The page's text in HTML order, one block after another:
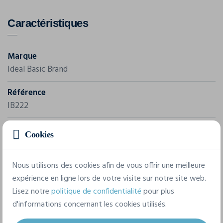
Caractéristiques
Marque
Ideal Basic Brand
Référence
IB222
Grammage
200 g/m²
Composition
100% Coton
Cookies
Nous utilisons des cookies afin de vous offrir une meilleure
expérience en ligne lors de votre visite sur notre site web.
Lisez notrepolitique de confidentialitépour plus
d'informations concernant les cookies utilisés.